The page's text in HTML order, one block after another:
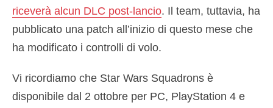
riceverà alcun DLC post-lancio. Il team, tuttavia, ha
pubblicato una patch all’inizio di questo mese che
ha modificato i controlli di volo.
Vi ricordiamo che Star Wars Squadrons è
disponibile dal 2 ottobre per PC, PlayStation 4 e